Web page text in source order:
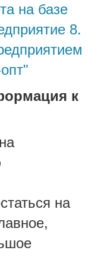
на базе
8.
к
на